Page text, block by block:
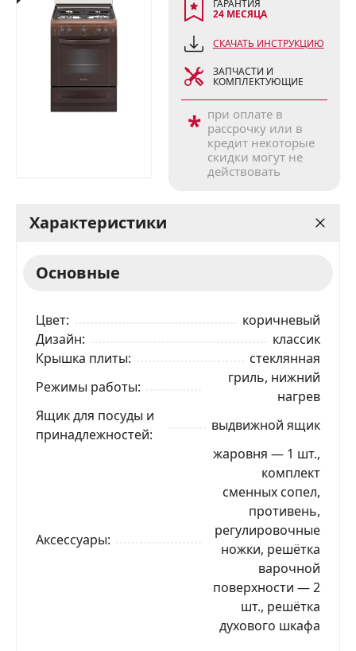
ГАРАНТИЯ
24 МЕСЯЦА
СКАЧАТЬ ИНСТРУКЦИЮ
ЗАПЧАСТИ И
КОМПЛЕКТУЮЩИЕ
* при оплате в
рассрочку или в
кредит некоторые
скидки могут не
действовать
Характеристики
Основные
Цвет
коричневый
Дизайн
классик
Крышка плиты
стеклянная
Режимы работы
гриль, нижний
нагрев
Ящик для посуды и
принадлежностей
выдвижной ящик
Аксессуары
жаровня — 1 шт.,
комплект
сменных сопел,
противень,
регулировочные
ножки, решётка
варочной
поверхности — 2
шт., решётка
духового шкафа